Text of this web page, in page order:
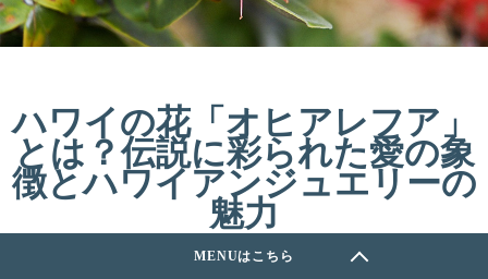
ハワイの花「オヒアレフア」
とは？伝説に彩られた愛の象
徴とハワイアンジュエリーの
魅力